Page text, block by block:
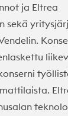
ja Eltrea
sekä